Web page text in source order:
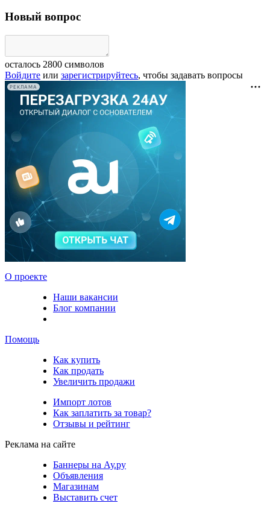
Новый вопрос
осталось 2800 символов
Войдите или зарегистрируйтесь, чтобы задавать вопросы
РЕКЛАМА
О проекте
Наши вакансии
Блог компании
Помощь
Как купить
Как продать
Увеличить продажи
Импорт лотов
Как заплатить за товар?
Отзывы и рейтинг
Реклама на сайте
Баннеры на Ау.ру
Объявления
Магазинам
Выставить счет